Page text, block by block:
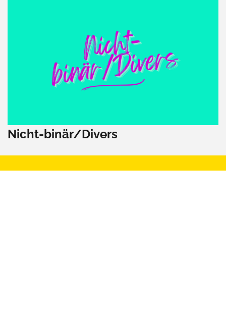
Nicht-binär/Divers